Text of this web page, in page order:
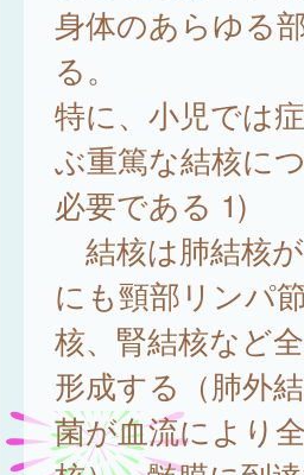
身体のあらゆる
る。
特に、小児では
ぶ重篤な結核に
必要である 1)
結核は肺結核
にも頸部リンパ
核、腎結核など
形成する（肺外結
菌が血流により